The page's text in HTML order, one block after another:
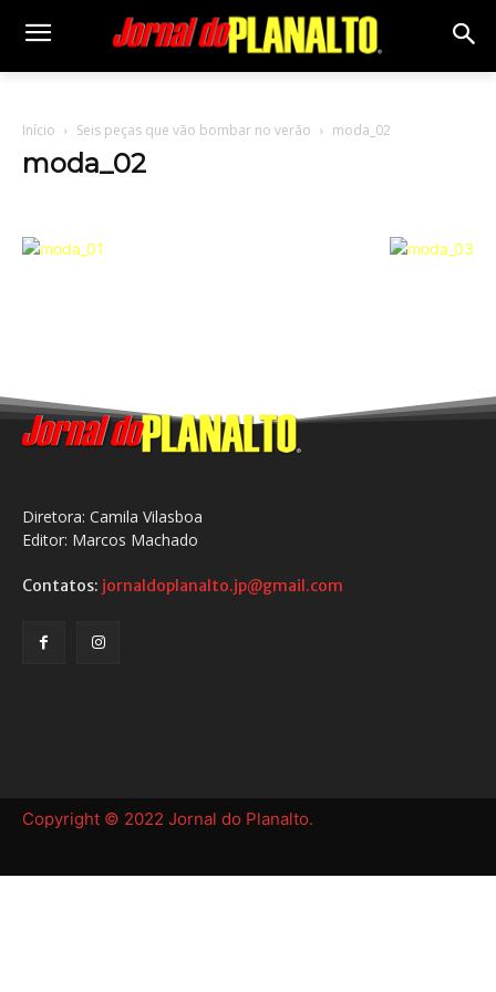
Início Seis peças que vão bombar no verão moda_02
moda_02
Diretora: Camila Vilasboa
Editor: Marcos Machado
Contatos: jornaldoplanalto.jp@gmail.com
Copyright © 2022 Jornal do Planalto.